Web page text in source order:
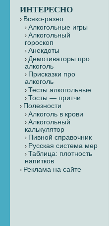
ИНТЕРЕСНО
Всяко-разно
Алкогольные игры
Алкогольный
гороскоп
Анекдоты
Демотиваторы про
алкоголь
Присказки про
алкоголь
Тесты алкогольные
Тосты — притчи
Полезности
Алкоголь в крови
Алкогольный
калькулятор
Пивной справочник
Русская система мер
Таблица: плотность
напитков
Реклама на сайте